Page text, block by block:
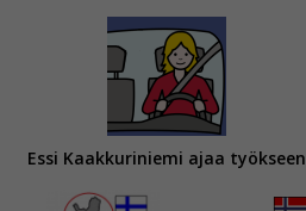
Essi Kaakkuriniemi ajaa työkseen